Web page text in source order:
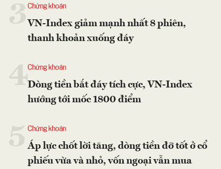
Chứng khoán
VN-Index giảm mạnh nhất 8 phiên,
thanh khoản xuống đáy
4Chứng khoán
Dòng tiền bắt đáy tích cực, VN-Index
hướng tới mốc 1800 điểm
Chứng khoán
Áp lực chốt lời tăng, dòng tiền đỡ tốt ở cổ
phiếu vừa và nhỏ, vốn ngoại vẫn mua